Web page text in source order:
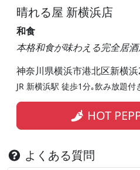
晴れる屋 新横浜店
和食
本格和食が味わえる完全居
神奈川県横浜市港北区新横
JR 新横浜駅 徒歩1分｡飲み放題付
HOT
よくある質問